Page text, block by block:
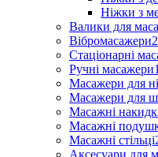
Ніжки з
Валики для
Вібромасажери
Стаціонарні
Ручні масажери
Масажери для
Масажери для
Масажні
Масажні
Масажні стільці
Аксесуари для